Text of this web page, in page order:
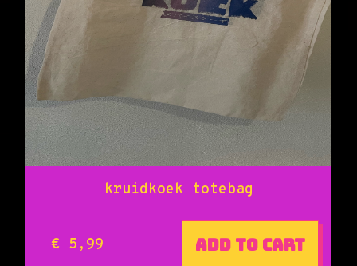
kruidkoek totebag
€ 5,99 Add to cart